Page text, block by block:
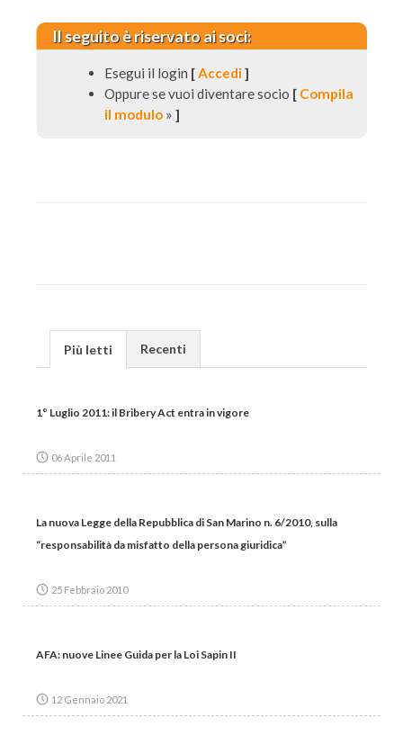
Il seguito è riservato ai soci:
Esegui il login [Accedi]
Oppure se vuoi diventare socio [ Compila
il modulo » ]
Più letti Recenti
1° Luglio 2011: il Bribery Act entra in vigore
06 Aprile 2011
La nuova Legge della Repubblica di San Marino n. 6/2010, sulla
“responsabilità da misfatto della persona giuridica”
25 Febbraio 2010
AFA: nuove Linee Guida per la Loi Sapin II
12 Gennaio 2021